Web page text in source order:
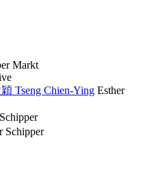
Markt
Tseng Chien-Ying Esther
Schipper